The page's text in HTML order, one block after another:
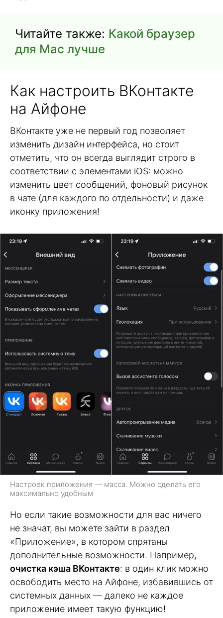
Читайте также: Какой браузер
для Mac лучше
Как настроить ВКонтакте
на Айфоне
ВКонтакте уже не первый год позволяет
изменить дизайн интерфейса, но стоит
отметить, что он всегда выглядит строго в
соответствии с элементами iOS: можно
изменить цвет сообщений, фоновый рисунок
в чате (для каждого по отдельности) и даже
иконку приложения!
Настроек приложения — масса. Можно сделать его
максимально удобным
Но если такие возможности для вас ничего
не значат, вы можете зайти в раздел
«Приложение», в котором спрятаны
дополнительные возможности. Например,
очистка кэша ВКонтакте: в один клик можно
освободить место на Айфоне, избавившись от
системных данных — далеко не каждое
приложение имеет такую функцию!